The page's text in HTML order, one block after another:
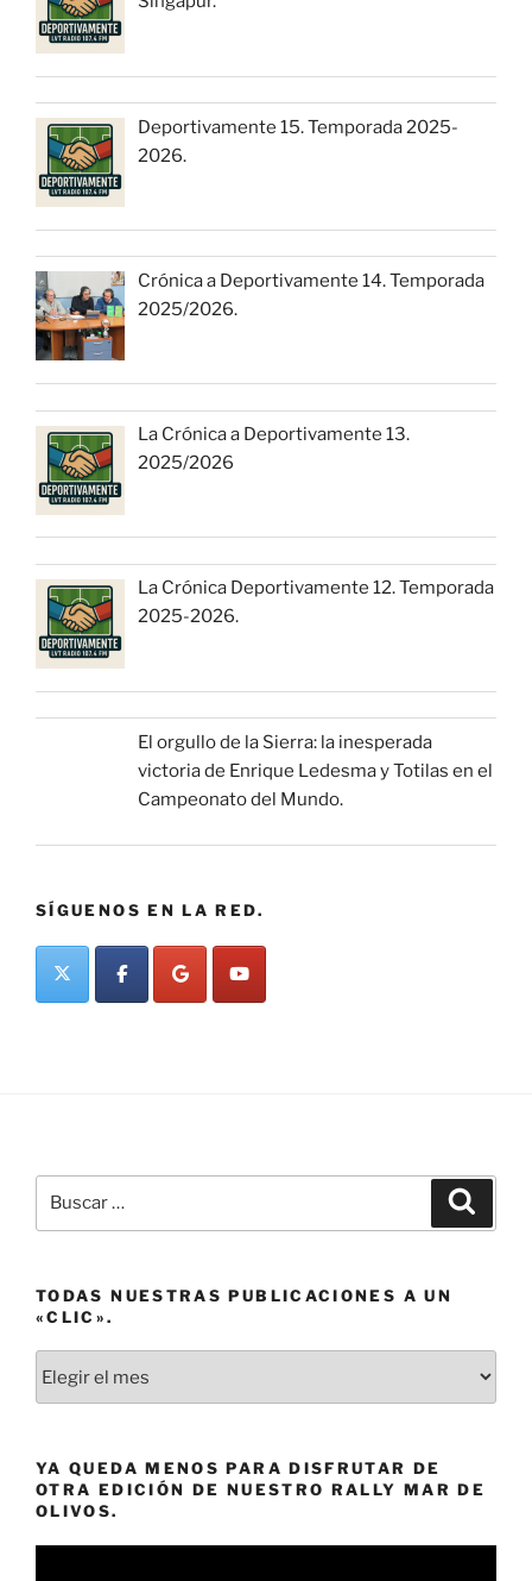
Deportivamente 15. Temporada 2025-
2026.
Crónica a Deportivamente 14. Temporada
2025/2026.
La Crónica a Deportivamente 13.
2025/2026
La Crónica Deportivamente 12. Temporada
2025-2026.
El orgullo de la Sierra: la inesperada
victoria de Enrique Ledesma y Totilas en el
Campeonato del Mundo.
SÍGUENOS EN LA RED.
por:
TODAS NUESTRAS PUBLICACIONES A UN
«CLIC».
nuestras
un
«clic».
YA QUEDA MENOS PARA DISFRUTAR DE
OTRA EDICIÓN DE NUESTRO RALLY MAR DE
OLIVOS.